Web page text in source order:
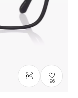
196